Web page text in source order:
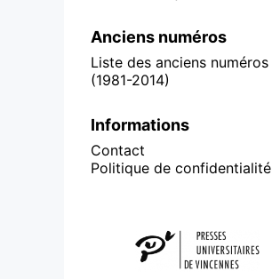
Anciens numéros
Liste des anciens numéros
(1981-2014)
Informations
Contact
Politique de confidentialité
Affiliations/partenaires